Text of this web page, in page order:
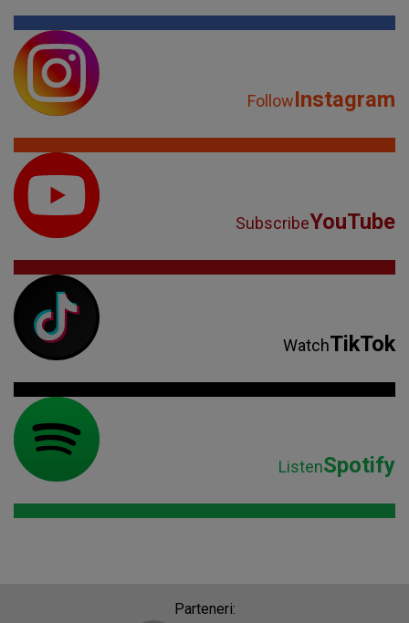
FollowInstagram
SubscribeYouTube
WatchTikTok
ListenSpotify
Parteneri: